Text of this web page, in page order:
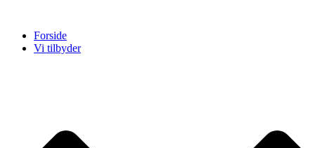
indholdForside
Vi tilbyder